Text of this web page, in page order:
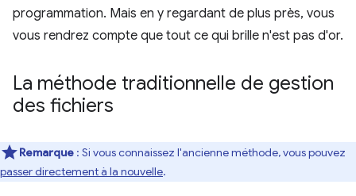
programmation. Mais en y regardant de plus près, vous
vous rendrez compte que tout ce qui brille n'est pas d'or.
La méthode traditionnelle de gestion
des fichiers
Remarque : Si vous connaissez l'ancienne méthode, vous pouvez
passer directement à la nouvelle.